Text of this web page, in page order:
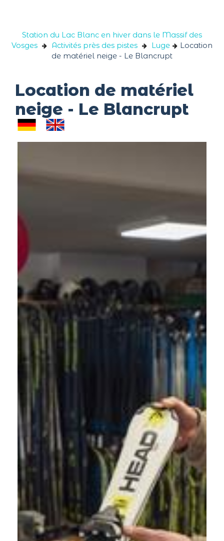
Station du Lac Blanc en hiver dans le Massif des
Vosges
Activités près des pistes Luge
Location
de matériel neige - Le Blancrupt
Location de matériel
neige - Le Blancrupt